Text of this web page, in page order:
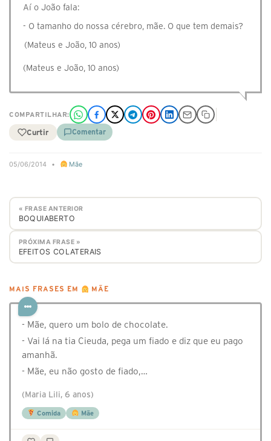
Aí o João fala:
- O tamanho do nossa cérebro, mãe. O que tem demais?
(Mateus e João, 10 anos)
(Mateus e João, 10 anos)
COMPARTILHAR:
Curtir Comentar
05/06/2014 • Mãe
« FRASE ANTERIOR
BOQUIABERTO
PRÓXIMA FRASE »
EFEITOS COLATERAIS
MAIS FRASES EM MÃE
- Mãe, quero um bolo de chocolate.
- Vai lá na tia Cieuda, pega um fiado e diz que eu pago
amanhã.
- Mãe, eu não gosto de fiado,…
(Maria Lili, 6 anos)
Comida Mãe